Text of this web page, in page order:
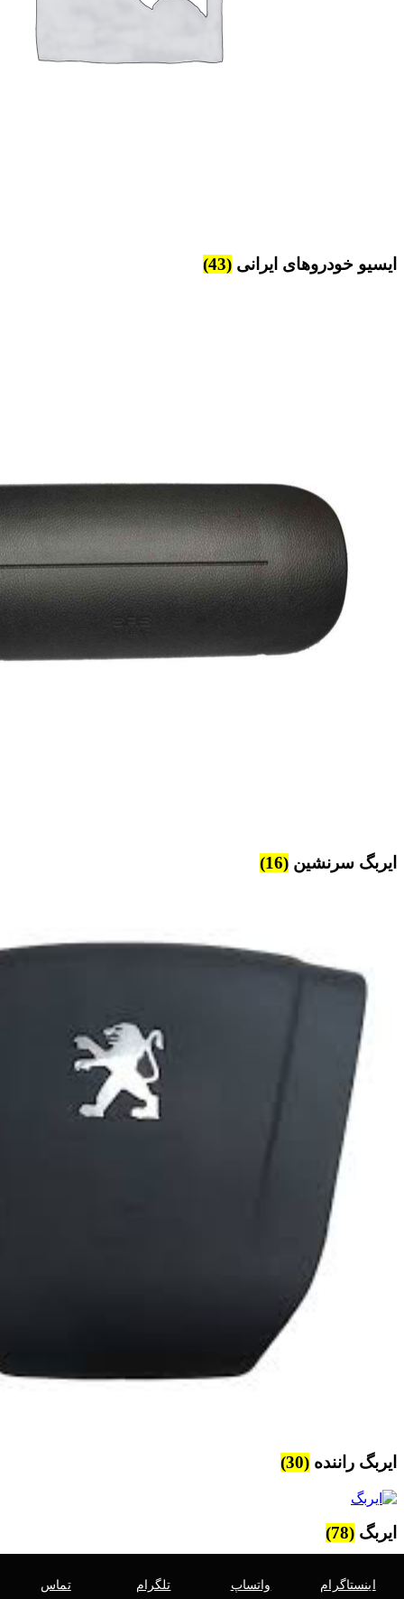
ایسیو خودروهای ایرانی (43)
ایربگ سرنشین (16)
ایربگ راننده (30)
ایربگ (78)
اینستاگرام واتساپ تلگرام تماس